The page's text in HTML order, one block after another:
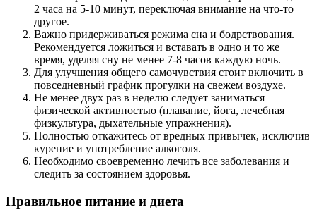
2 часа на 5-10 минут, переключая внимание на что-то
другое.
Важно придерживаться режима сна и бодрствования.
Рекомендуется ложиться и вставать в одно и то же
время, уделяя сну не менее 7-8 часов каждую ночь.
Для улучшения общего самочувствия стоит включить в
повседневный график прогулки на свежем воздухе.
Не менее двух раз в неделю следует заниматься
физической активностью (плавание, йога, лечебная
физкультура, дыхательные упражнения).
Полностью откажитесь от вредных привычек, исключив
курение и употребление алкоголя.
Необходимо своевременно лечить все заболевания и
следить за состоянием здоровья.
Правильное питание и диета